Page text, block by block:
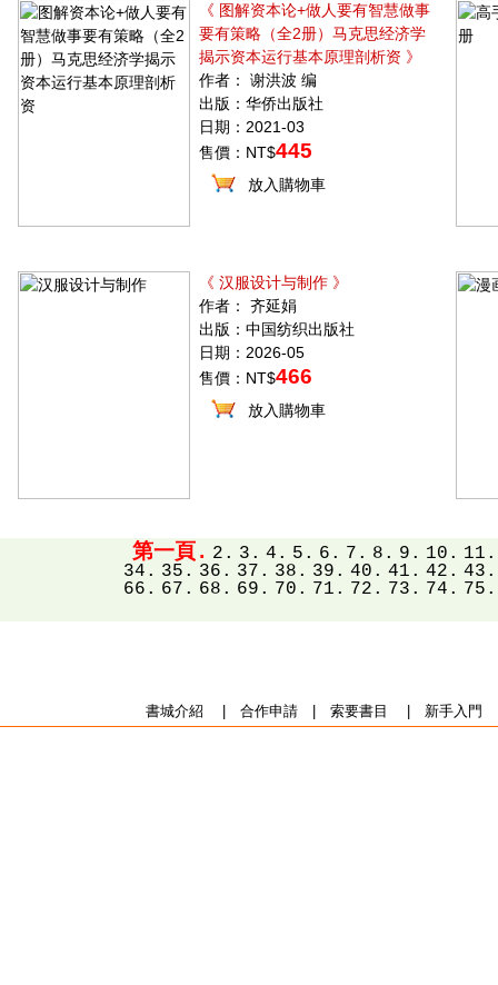
《 图解资本论+做人要有智慧做事
要有策略（全2册）马克思经济学
揭示资本运行基本原理剖析资 》
作者： 谢洪波 编
出版：华侨出版社
日期：2021-03
售價：NT$445
放入購物車
《 汉服设计与制作 》
作者： 齐延娟
出版：中国纺织出版社
日期：2026-05
售價：NT$466
放入購物車
第一頁. 2. 3. 4. 5. 6. 7. 8. 9. 10. 11.
34. 35. 36. 37. 38. 39. 40. 41. 42. 43.
66. 67. 68. 69. 70. 71. 72. 73. 74. 75.
書城介紹 合作申請| 索要書目 新手入門